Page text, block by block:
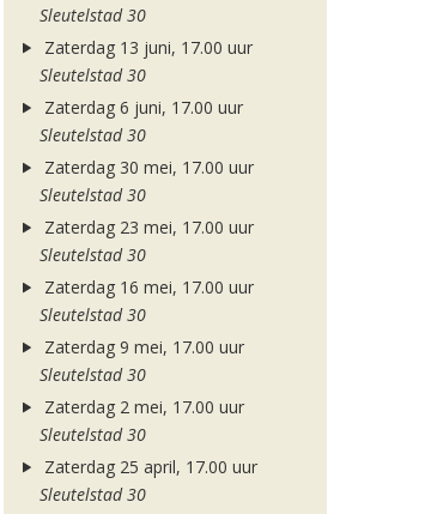
Sleutelstad 30
Zaterdag 13 juni, 17.00 uur
Sleutelstad 30
Zaterdag 6 juni, 17.00 uur
Sleutelstad 30
Zaterdag 30 mei, 17.00 uur
Sleutelstad 30
Zaterdag 23 mei, 17.00 uur
Sleutelstad 30
Zaterdag 16 mei, 17.00 uur
Sleutelstad 30
Zaterdag 9 mei, 17.00 uur
Sleutelstad 30
Zaterdag 2 mei, 17.00 uur
Sleutelstad 30
Zaterdag 25 april, 17.00 uur
Sleutelstad 30